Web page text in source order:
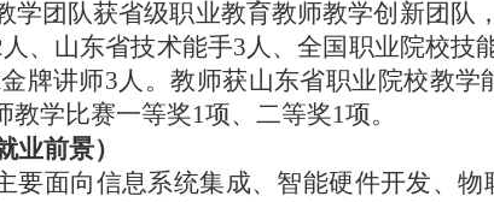
学团队获省级职业教育教师教学创新团队
、山东省技术能手3人、全国职业院校技
牌讲师3人。教师获山东省职业院校教学
学比赛一等奖1项、二等奖1项。
业前景）
要面向信息系统集成、智能硬件开发、